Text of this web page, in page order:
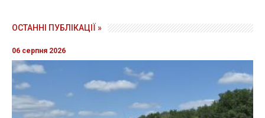
ОСТАННІ ПУБЛІКАЦІЇ »
06 серпня 2026